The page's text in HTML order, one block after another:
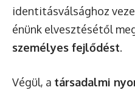
identitásválsághoz
énünk elvesztésétől
személyes fejlődést.
Végül, a társadalmi